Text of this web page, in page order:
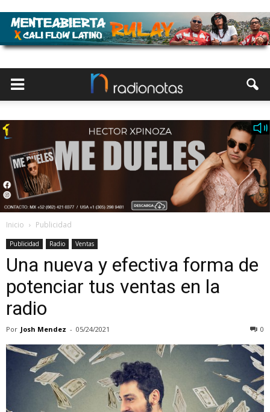
Inicio Publicidad
Publicidad Radio Ventas
Una nueva y efectiva forma de
potenciar tus ventas en la
radio
Por Josh Mendez - 05/24/2021 0